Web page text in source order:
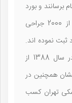
برسانند و بورد
تخصص خود را دریافت نمایند. ایشان بیش از 2000 جراحی
ثبت نموده اند.
دکتر ناصری مدرک پزشکی عمومی خود را در سال 1388 از
همچنین در
تهران کسب